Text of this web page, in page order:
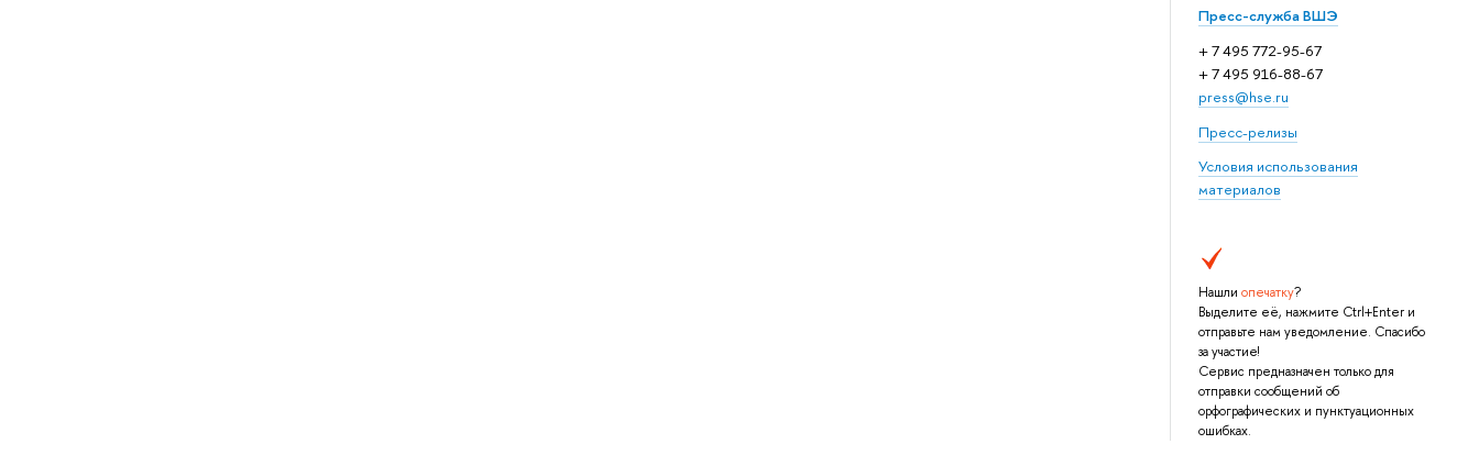
Пресс-служба ВШЭ
+ 7 495 772-95-67
+ 7 495 916-88-67
press@hse.ru
Пресс-релизы
Условия использования
материалов
Нашли опечатку?
Выделите её, нажмите Ctrl+Enter и
отправьте нам уведомление. Спасибо
за участие!
Сервис предназначен только для
отправки сообщений об
орфографических и пунктуационных
ошибках.